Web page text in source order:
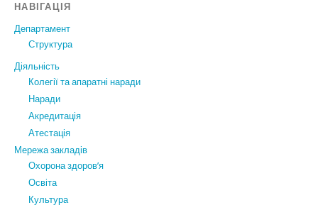
НАВІГАЦІЯ
Департамент
Структура
Діяльність
Колегії та апаратні наради
Наради
Акредитація
Атестація
Мережа закладів
Охорона здоров’я
Освіта
Культура